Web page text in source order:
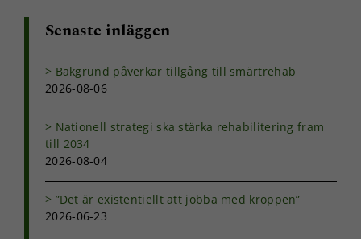
Senaste inläggen
Bakgrund påverkar tillgång till smärtrehab
2026-08-06
Nationell strategi ska stärka rehabilitering fram
till 2034
2026-08-04
”Det är existentiellt att jobba med kroppen”
2026-06-23